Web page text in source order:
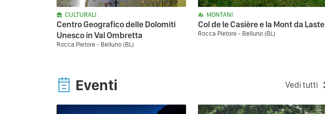
CULTURALI
Centro Geografico delle Dolomiti
Unesco in Val Ombretta
Rocca Pietore - Belluno (BL)
MONTANI
Col de le Casière e la Mont da Laste
Rocca Pietore - Belluno (BL)
Eventi Vedi tutti